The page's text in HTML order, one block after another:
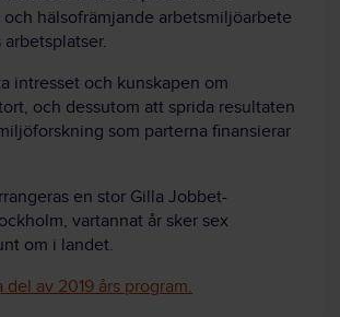
hälsofrämjande arbetsmiljöarbete
intresset och kunskapen om
och dessutom att sprida resultaten
som parterna finansierar
en stor Gilla Jobbet-
, vartannat år sker sex
om i landet.
del av 2019 års program.